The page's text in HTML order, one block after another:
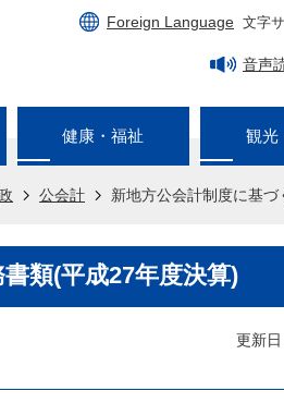
Foreign Language 文字
音声
健康・福祉 観光
公会計 新地方公会計制度に基
類(平成27年度決算)
更新